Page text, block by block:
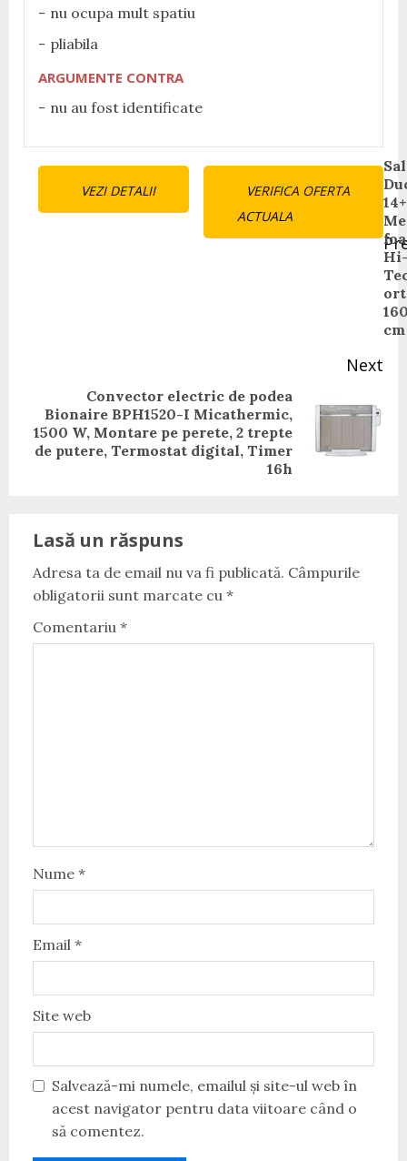
nu ocupa mult spatiu
pliabila
ARGUMENTE CONTRA
nu au fost identificate
VEZI DETALII
VERIFICA OFERTA
ACTUALA
Continue
Reading
cm
Next
Next
post:
Convector electric de podea
Bionaire BPH1520-I Micathermic,
1500 W, Montare pe perete, 2 trepte
de putere, Termostat digital, Timer
16h
Lasă un răspuns
Adresa ta de email nu va fi publicată. Câmpurile
obligatorii sunt marcate cu *
Comentariu *
Nume *
Email *
Site web
Salvează-mi numele, emailul și site-ul web în
acest navigator pentru data viitoare când o
să comentez.